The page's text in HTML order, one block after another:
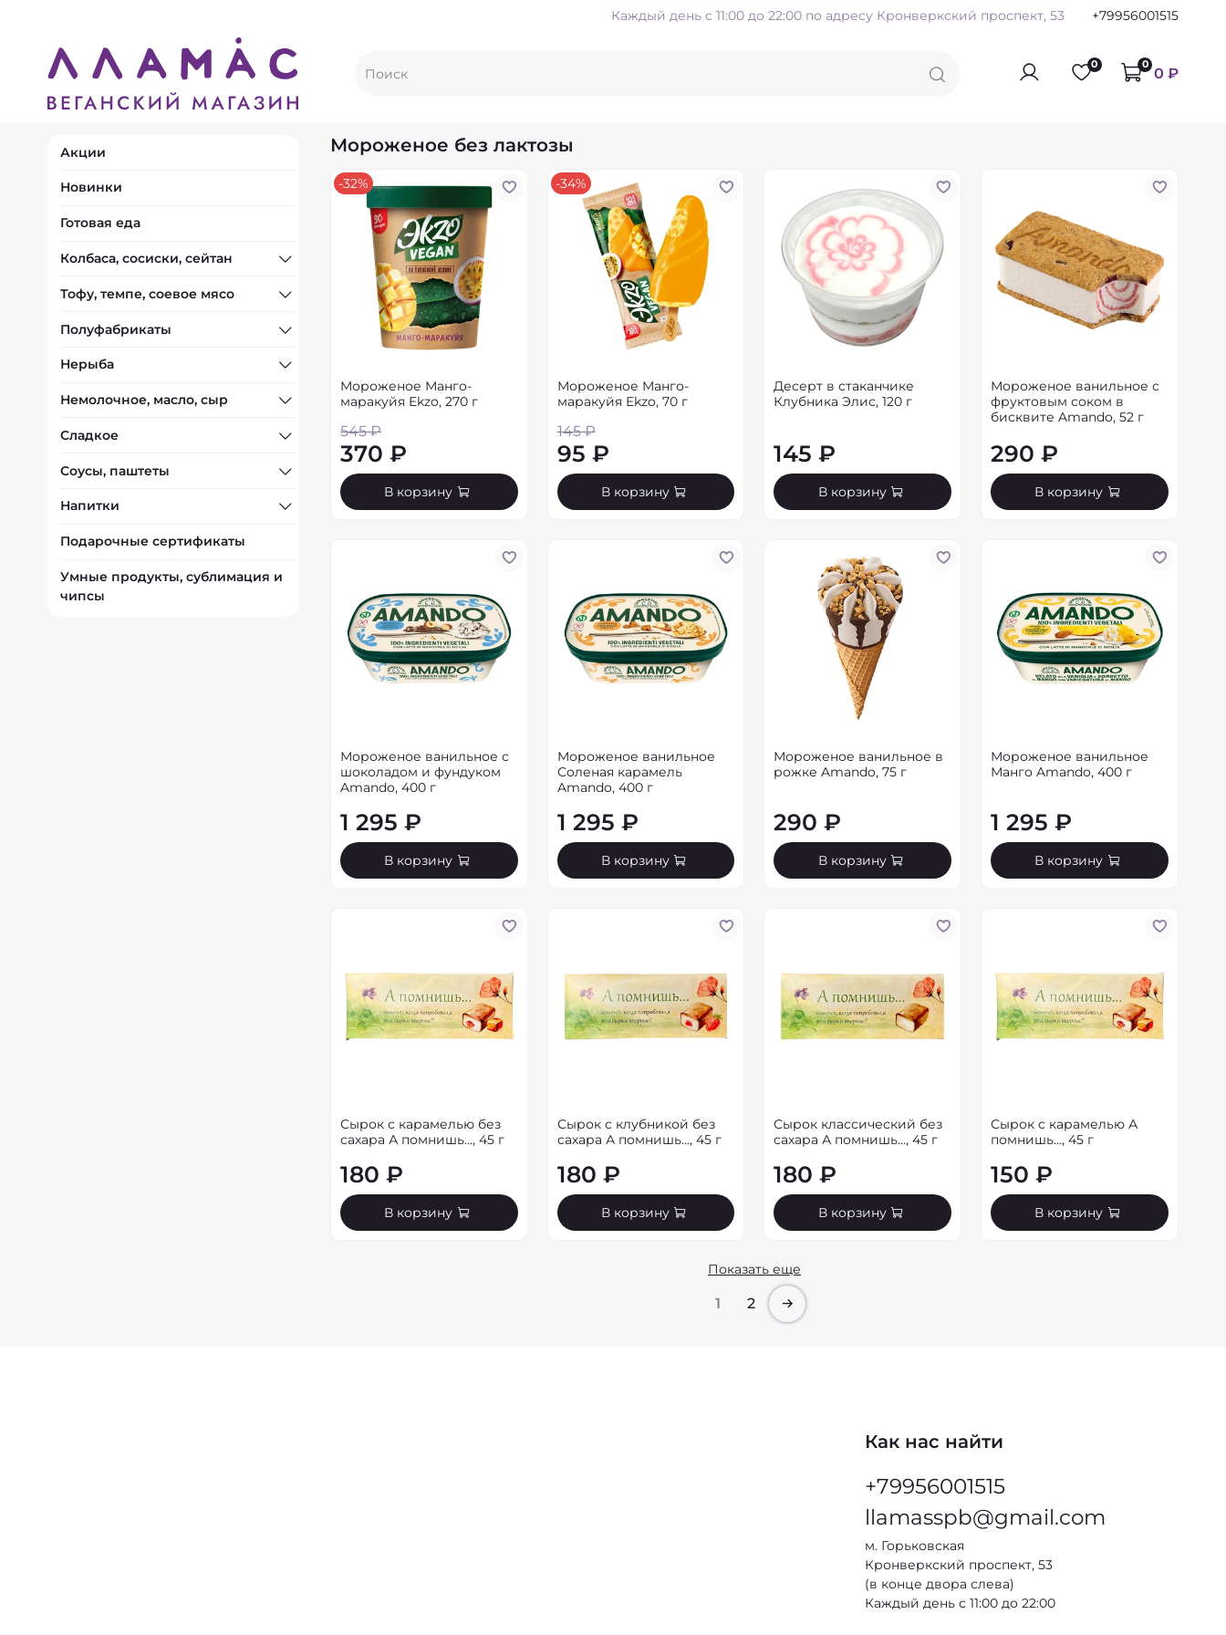
Каждый день с 11:00 до 22:00 по адресу Кронверкский проспект, 53 +79956001515
0 0 0 ₽
Мороженое без лактозы
-32%
Мороженое Манго-
маракуйя Ekzo, 270 г
545 ₽
370 ₽
В корзину
-34%
Мороженое Манго-
маракуйя Ekzo, 70 г
145 ₽
95 ₽
В корзину
Десерт в стаканчике
Клубника Элис, 120 г
145 ₽
В корзину
Мороженое ванильное с
фруктовым соком в
бисквите Amando, 52 г
290 ₽
В корзину
Мороженое ванильное с
шоколадом и фундуком
Amando, 400 г
1 295 ₽
В корзину
Мороженое ванильное
Соленая карамель
Amando, 400 г
1 295 ₽
В корзину
Мороженое ванильное в
рожке Amando, 75 г
290 ₽
В корзину
Мороженое ванильное
Манго Amando, 400 г
1 295 ₽
В корзину
Сырок с карамелью без
сахара А помнишь..., 45 г
180 ₽
В корзину
Сырок с клубникой без
сахара А помнишь..., 45 г
180 ₽
В корзину
Сырок классический без
сахара А помнишь..., 45 г
180 ₽
В корзину
Сырок с карамелью А
помнишь..., 45 г
150 ₽
В корзину
Показать еще
1 2
Акции
Новинки
Готовая еда
Колбаса, сосиски, сейтан
Тофу, темпе, соевое мясо
Полуфабрикаты
Нерыба
Немолочное, масло, сыр
Сладкое
Соусы, паштеты
Напитки
Подарочные сертификаты
Умные продукты, сублимация и
чипсы
Как нас найти
+79956001515
llamasspb@gmail.com
м. Горьковская
Кронверкский проспект, 53
(в конце двора слева)
Каждый день с 11:00 до 22:00